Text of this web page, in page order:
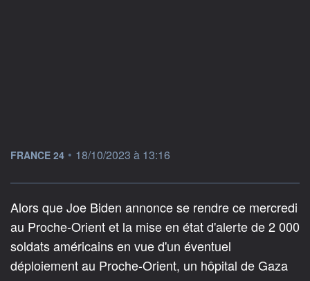
information fournie par
FRANCE 24 • 18/10/2023 à 13:16
Alors que Joe Biden annonce se rendre ce mercredi
au Proche-Orient et la mise en état d'alerte de 2 000
soldats américains en vue d'un éventuel
déploiement au Proche-Orient, un hôpital de Gaza